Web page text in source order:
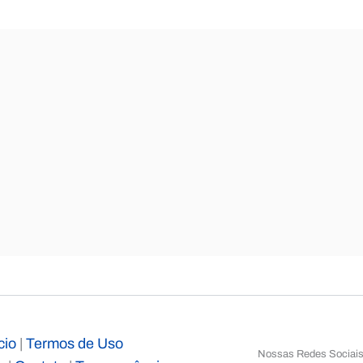
| Termos de Uso
Nossas Redes Sociais